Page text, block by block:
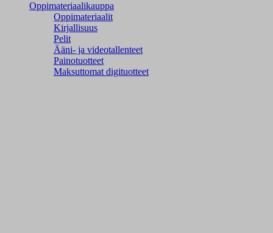
Oppimateriaalikauppa
Oppimateriaalit
Kirjallisuus
Pelit
Ääni- ja videotallenteet
Painotuotteet
Maksuttomat digituotteet